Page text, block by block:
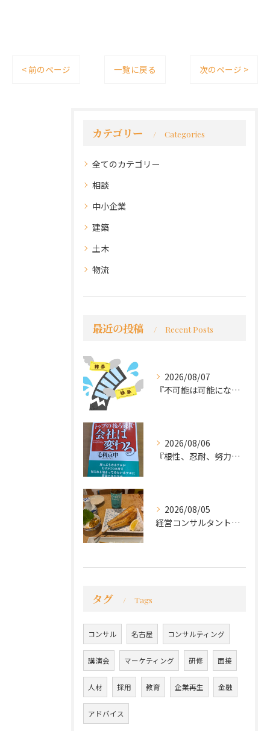
< 前のページ 一覧に戻る 次のページ >
カテゴリー Categories
全てのカテゴリー
相談
中小企業
建築
土木
物流
最近の投稿 Recent Posts
2026/08/07
『不可能は可能になる』
2026/08/06
『根性、忍耐、努力という言葉は死語なのか』
2026/08/05
経営コンサルタントのモーちゃん・毛利京申です。
タグ Tags
コンサル 名古屋 コンサルティング
講演会 マーケティング 研修 面接
人材 採用 教育 企業再生 金融
アドバイス